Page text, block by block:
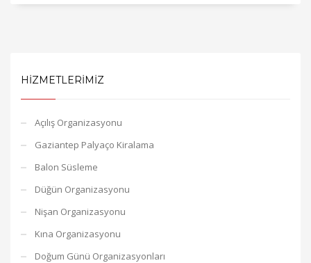
HIZMETLERIMIZ
Açılış Organizasyonu
Gaziantep Palyaço Kiralama
Balon Süsleme
Düğün Organizasyonu
Nişan Organizasyonu
Kına Organizasyonu
Doğum Günü Organizasyonları